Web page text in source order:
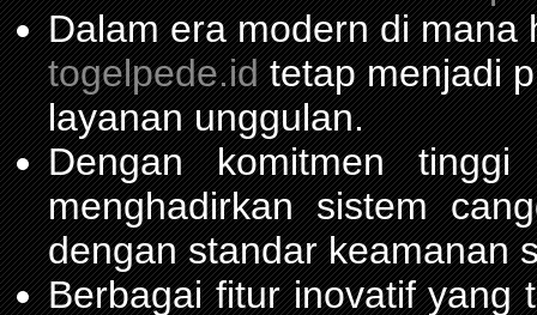
Dalam era modern di mana
togelpede.idtetap menjadi
layanan unggulan.
Dengan komitmen
menghadirkan sistem
dengan standar keamanan
Berbagai fitur inovatif yang